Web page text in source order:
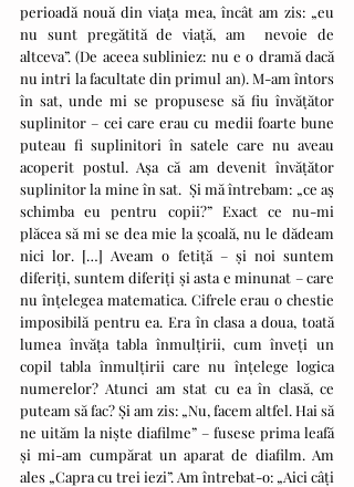
perioadă nouă din viața mea, încât am zis: „eu
nu sunt pregătită de viață, am  nevoie de
altceva”. (De aceea subliniez: nu e o dramă dacă
nu intri la facultate din primul an). M-am întors
în sat, unde mi se propusese să fiu învățător
suplinitor – cei care erau cu medii foarte bune
puteau fi suplinitori în satele care nu aveau
acoperit postul. Așa că am devenit învățător
suplinitor la mine în sat.  Și mă întrebam: „ce aș
schimba eu pentru copii?” Exact ce nu-mi
plăcea să mi se dea mie la școală, nu le dădeam
nici lor. […] Aveam o fetiță – și noi suntem
diferiți, suntem diferiți și asta e minunat – care
nu înțelegea matematica. Cifrele erau o chestie
imposibilă pentru ea. Era în clasa a doua, toată
lumea învăța tabla înmulțirii, cum înveți un
copil tabla înmulțirii care nu înțelege logica
numerelor? Atunci am stat cu ea în clasă, ce
puteam să fac? Și am zis: „Nu, facem altfel. Hai să
ne uităm la niște diafilme” – fusese prima leafă
și mi-am cumpărat un aparat de diafilm. Am
ales „Capra cu trei iezi”. Am întrebat-o: „Aici câți